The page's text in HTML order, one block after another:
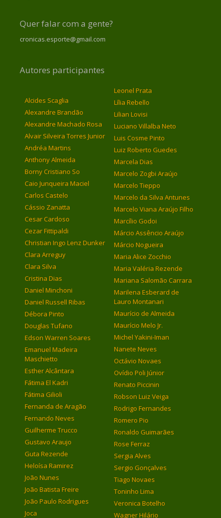
Quer falar com a gente?
cronicas.esporte@gmail.com
Autores participantes
Alcides Scaglia
Alexandre Brandão
Alexandre Machado Rosa
Alvair Silveira Torres Junior
Andréa Martins
Anthony Almeida
Borny Cristiano So
Caio Junqueira Maciel
Carlos Castelo
Cássio Zanatta
Cesar Cardoso
Cezar Fittipaldi
Christian Ingo Lenz Dunker
Clara Arreguy
Clara Silva
Cristina Dias
Daniel Minchoni
Daniel Russell Ribas
Débora Pinto
Douglas Tufano
Edson Warren Soares
Emanuel Madeira
Maschietto
Esther Alcântara
Fátima El Kadri
Fátima Gilioli
Fernanda de Aragão
Fernando Neves
Guilherme Trucco
Gustavo Araujo
Guta Rezende
Heloísa Ramirez
João Nunes
João Batista Freire
João Paulo Rodrigues
Joca
Leonel Prata
Lília Rebello
Lilian Lovisi
Luciano Villalba Neto
Luis Cosme Pinto
Luiz Roberto Guedes
Marcela Dias
Marcelo Zogbi Araújo
Marcelo Tieppo
Marcelo da Silva Antunes
Marcelo Viana Araújo Filho
Marcílio Godoi
Márcio Assêncio Araújo
Márcio Nogueira
Maria Alice Zocchio
Maria Valéria Rezende
Mariana Salomão Carrara
Marilena Esberard de
Lauro Montanari
Maurício de Almeida
Maurício Melo Jr.
Michel Yakini-Iman
Nanete Neves
Octávio Novaes
Ovídio Poli Júnior
Renato Piccinin
Robson Luiz Veiga
Rodrigo Fernandes
Romero Pio
Ronaldo Guimarães
Rose Ferraz
Sergia Alves
Sergio Gonçalves
Tiago Novaes
Toninho Lima
Veronica Botelho
Wagner Hilário